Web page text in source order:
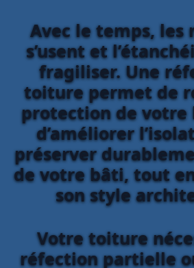
Avec le temps, les
s’usent et
fragiliser. Une
toiture permet de
protection de
d’améliorer
préserver
de votre bâti, tout
son style
Votre toiture
réfection partielle